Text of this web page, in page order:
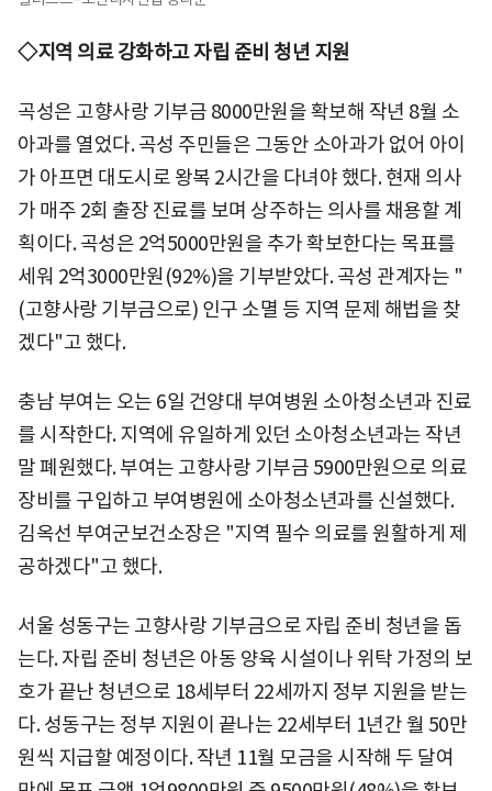
◇지역 의료 강화하고 자립 준비 청년 지원
곡성은 고향사랑 기부금 8000만원을 확보해 작년 8월 소
아과를 열었다. 곡성 주민들은 그동안 소아과가 없어 아이
가 아프면 대도시로 왕복 2시간을 다녀야 했다. 현재 의사
가 매주 2회 출장 진료를 보며 상주하는 의사를 채용할 계
획이다. 곡성은 2억5000만원을 추가 확보한다는 목표를
세워 2억3000만원(92%)을 기부받았다. 곡성 관계자는 "
(고향사랑 기부금으로) 인구 소멸 등 지역 문제 해법을 찾
겠다"고 했다.
충남 부여는 오는 6일 건양대 부여병원 소아청소년과 진료
를 시작한다. 지역에 유일하게 있던 소아청소년과는 작년
말 폐원했다. 부여는 고향사랑 기부금 5900만원으로 의료
장비를 구입하고 부여병원에 소아청소년과를 신설했다.
김옥선 부여군보건소장은 "지역 필수 의료를 원활하게 제
공하겠다"고 했다.
서울 성동구는 고향사랑 기부금으로 자립 준비 청년을 돕
는다. 자립 준비 청년은 아동 양육 시설이나 위탁 가정의 보
호가 끝난 청년으로 18세부터 22세까지 정부 지원을 받는
다. 성동구는 정부 지원이 끝나는 22세부터 1년간 월 50만
원씩 지급할 예정이다. 작년 11월 모금을 시작해 두 달여